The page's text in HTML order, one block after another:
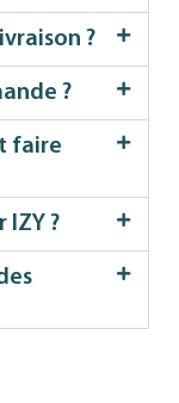
?
?
faire
?